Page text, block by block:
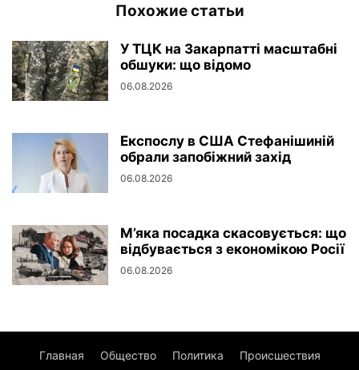
Похожие статьи
У ТЦК на Закарпатті масштабні
обшуки: що відомо
06.08.2026
Експослу в США Стефанішиній
обрали запобіжний захід
06.08.2026
М’яка посадка скасовується: що
відбувається з економікою Росії
06.08.2026
Главная Общество Политика Происшествия